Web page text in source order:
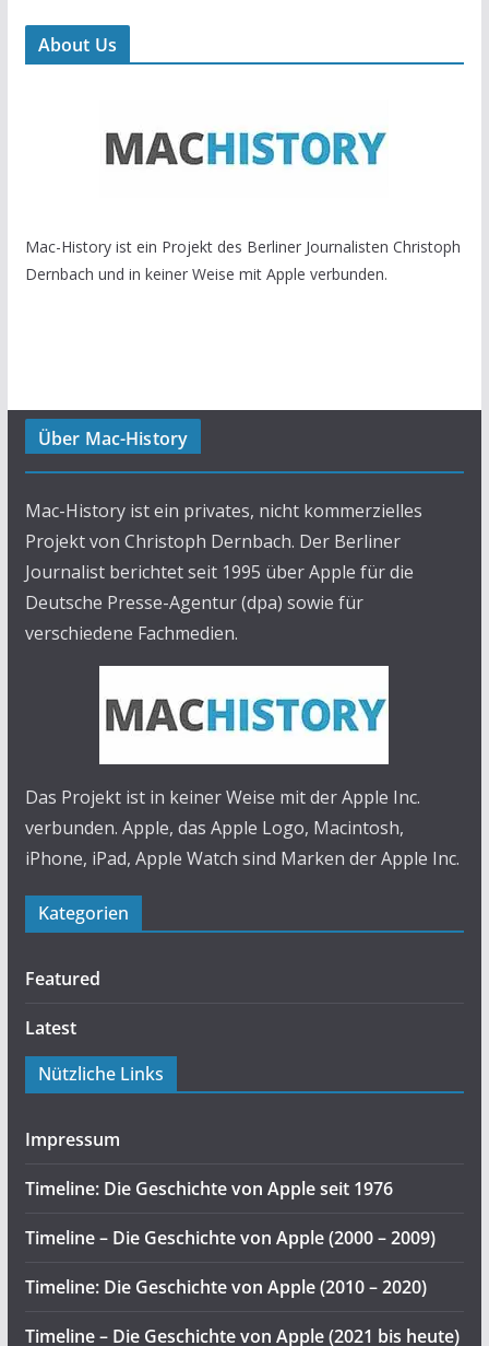
About Us
Mac-History ist ein Projekt des Berliner Journalisten Christoph
Dernbach und in keiner Weise mit Apple verbunden.
Über Mac-History
Mac-History ist ein privates, nicht kommerzielles
Projekt von Christoph Dernbach. Der Berliner
Journalist berichtet seit 1995 über Apple für die
Deutsche Presse-Agentur (dpa) sowie für
verschiedene Fachmedien.
Das Projekt ist in keiner Weise mit der Apple Inc.
verbunden. Apple, das Apple Logo, Macintosh,
iPhone, iPad, Apple Watch sind Marken der Apple Inc.
Kategorien
Featured
Latest
Nützliche Links
Impressum
Timeline: Die Geschichte von Apple seit 1976
Timeline – Die Geschichte von Apple (2000 – 2009)
Timeline: Die Geschichte von Apple (2010 – 2020)
Timeline – Die Geschichte von Apple (2021 bis heute)